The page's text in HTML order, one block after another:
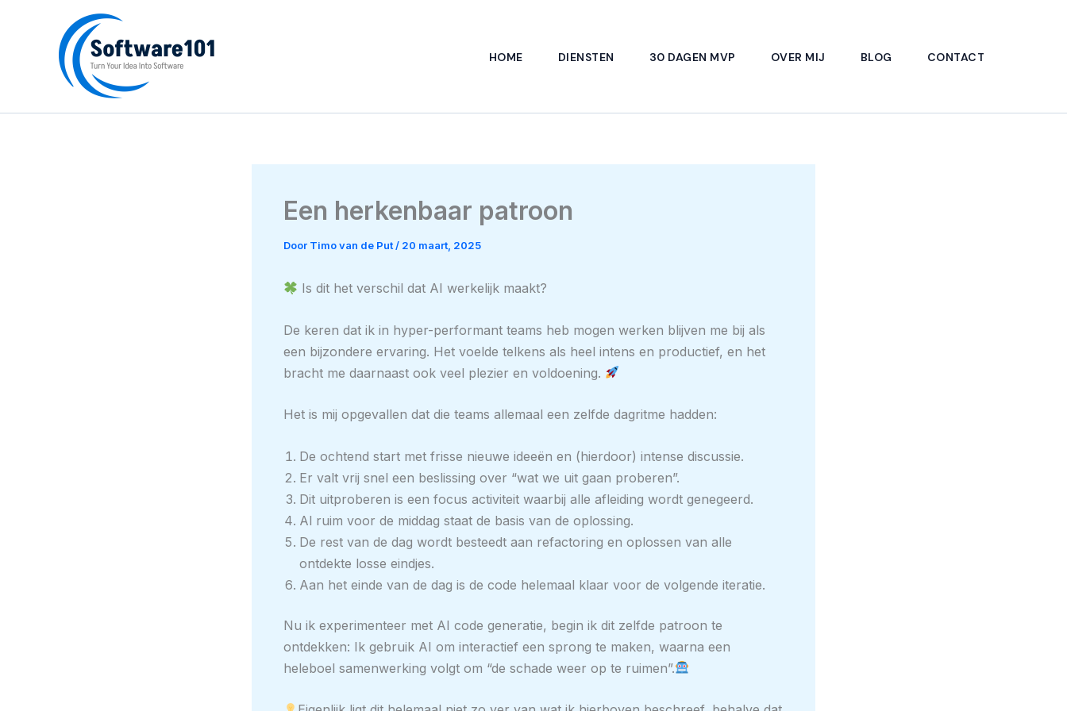
HOME DIENSTEN 30 DAGEN MVP OVER MIJ BLOG CONTACT
Een herkenbaar patroon
Door Timo van de Put / 20 maart, 2025
Is dit het verschil dat AI werkelijk maakt?
De keren dat ik in hyper-performant teams heb mogen werken blijven me bij als
een bijzondere ervaring. Het voelde telkens als heel intens en productief, en het
bracht me daarnaast ook veel plezier en voldoening.
Het is mij opgevallen dat die teams allemaal een zelfde dagritme hadden:
De ochtend start met frisse nieuwe ideeën en (hierdoor) intense discussie.
Er valt vrij snel een beslissing over “wat we uit gaan proberen”.
Dit uitproberen is een focus activiteit waarbij alle afleiding wordt genegeerd.
Al ruim voor de middag staat de basis van de oplossing.
De rest van de dag wordt besteedt aan refactoring en oplossen van alle
ontdekte losse eindjes.
Aan het einde van de dag is de code helemaal klaar voor de volgende iteratie.
Nu ik experimenteer met AI code generatie, begin ik dit zelfde patroon te
ontdekken: Ik gebruik AI om interactief een sprong te maken, waarna een
heleboel samenwerking volgt om “de schade weer op te ruimen”.